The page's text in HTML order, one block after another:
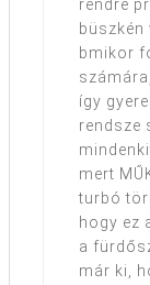
rendre
bmikor
így
rendsze
mert
turbó
hogy ez
a
már ki,